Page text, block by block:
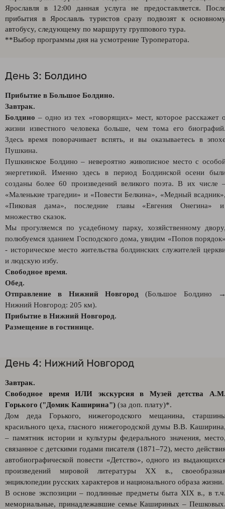
Ярославля в 12:00 данная услуга не предоставляется.
прибытия в Ярославль туристов сразу подвозят к
автобусу, следующему по маршруту группового тура.
**Выбор программы дня на усмотрение Туроператора.
День 3: Болдино
Прибытие в Большое Болдино.
Завтрак.
Болдино – одно из тех «говорящих» мест, которое расскажет
жизни известного человека больше, чем тома его
Здесь время поворачивает вспять, и вы оказываетесь в
Пушкина.
Пушкинское Болдино – невероятно живописное место с
энергетикой. Именно здесь в период Болдинской осени
созданы более 60 произведений великого поэта. В их числе
«Маленькие трагедии» и «Повести Белкина», «Медный
«Пиковая дама», последние главы «Евгения Онегина»
множество сказок.
Мы прогуляемся по усадебному парку, хозяйственному
полюбуемся зданием Господского дома, увидим «Попов
- историческое место жительства болдинских служителей
и людскую избу.
Свободное время.
Обед.
Отправление в Нижний Новгород (Большое Болдино
Нижний Новгород: 205 км).
Прибытие в Нижний Новгород.
Размещение в гостинице.
День 4: Нижний Новгород
Завтрак.
Свободное время ИЛИ экскурсия в Музей детства
Горького ("Домик Каширина") (за доп. плату)*.
Дом деда Горького, нижегородского мещанина,
красильного цеха, гласного нижегородской думы В.В.
– памятник истории и культуры федерального значения,
связанное с детскими годами писателя (1871–72), место
автобиографической повести «Детство», одного из
произведений мировой литературы XX в.,
энциклопедии русских характеров и национального образа жизни.
В основе экспозиции – подлинные предметы быта XIX в., в
мемориальные, принадлежавшие семье Кашириных –